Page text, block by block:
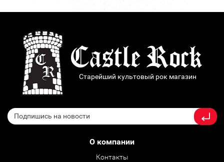
Старейший культовый рок магазин
О компании
Контакты